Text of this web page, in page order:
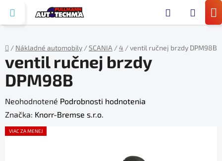
obsah
Domov
/ Nákladné automobily /SCANIA /4 /ventil ručnej brzdy DPM98B
ventil ručnej brzdy
DPM98B
Priemerné
hodnotenie
produktu
Neohodnotené Podrobnosti hodnotenia
Značka: Knorr-Bremse s.r.o.
VIAC ZA MENEJ